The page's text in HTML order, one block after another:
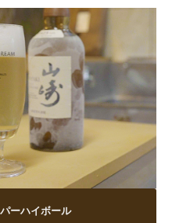
ーハイボール